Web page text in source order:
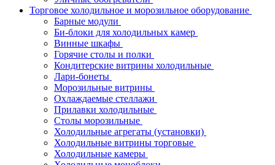
Торговое холодильное и морозильное оборудование
Барные модули
Би-блоки для холодильных камер
Винные шкафы
Горячие столы и полки
Кондитерские витрины холодильные
Лари-бонеты
Морозильные витрины
Охлаждаемые стеллажи
Прилавки холодильные
Столы морозильные
Холодильные агрегаты (установки)
Холодильные витрины торговые
Холодильные камеры